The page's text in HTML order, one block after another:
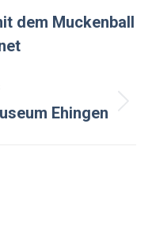
dem Muckenball
Ehingen